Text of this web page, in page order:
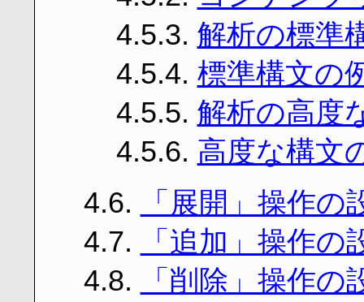
4.5.3. 解析の標準
4.5.4. 標準構文の
4.5.5. 解析の高度
4.5.6. 高度な構文
4.6.
「展開」操作の
4.7.
「追加」操作の
4.8.
「削除」操作の